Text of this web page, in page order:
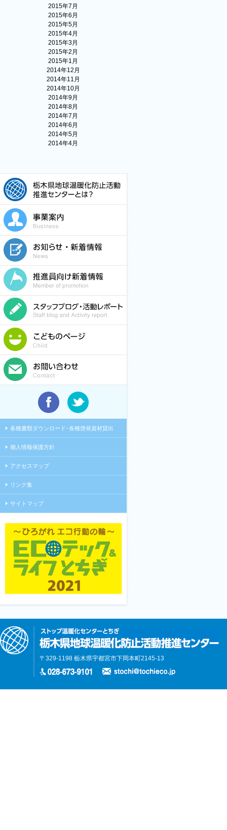
2015年7月
2015年6月
2015年5月
2015年4月
2015年3月
2015年2月
2015年1月
2014年12月
2014年11月
2014年10月
2014年9月
2014年8月
2014年7月
2014年6月
2014年5月
2014年4月
各種書類ダウンロード･各種啓発資材貸出
個人情報保護方針
アクセスマップ
リンク集
サイトマップ
〒329-1198 栃木県宇都宮市下岡本町2145-13